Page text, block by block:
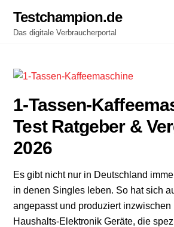
content
Testchampion.de
Das digitale Verbraucherportal
1-Tassen-
Test Ratgeber &
2026
Es gibt nicht nur in Deutschland
in denen Singles leben. So hat sich
angepasst und produziert inzwischen
Haushalts-Elektronik Geräte, die